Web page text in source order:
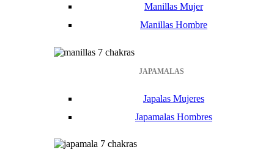
Manillas Mujer
Manillas Hombre
JAPAMALAS
Japalas Mujeres
Japamalas Hombres